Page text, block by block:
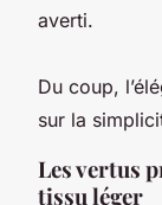
averti.
Du coup,
sur la
Les vertus
tissu léger